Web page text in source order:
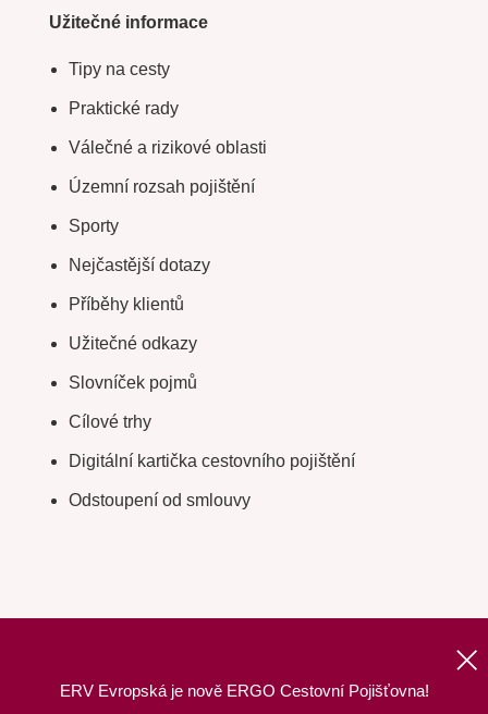
ERV Evropská je nově ERGO Cestovní Pojišťovna!
Užitečné informace
Tipy na cesty
Praktické rady
Válečné a rizikové oblasti
Územní rozsah pojištění
Sporty
Nejčastější dotazy
Příběhy klientů
Užitečné odkazy
Slovníček pojmů
Cílové trhy
Digitální kartička cestovního pojištění
Odstoupení od smlouvy